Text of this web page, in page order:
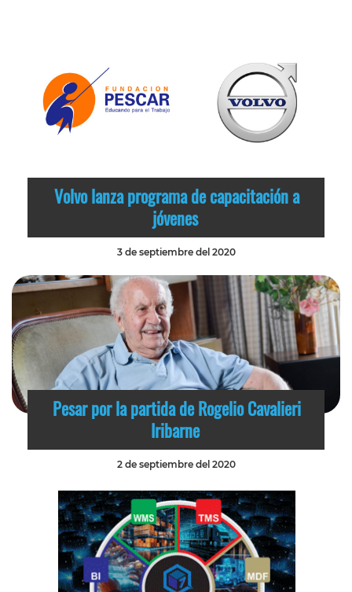
Volvo lanza programa de capacitación a
jóvenes
3 de septiembre del 2020
Pesar por la partida de Rogelio Cavalieri
Iribarne
2 de septiembre del 2020